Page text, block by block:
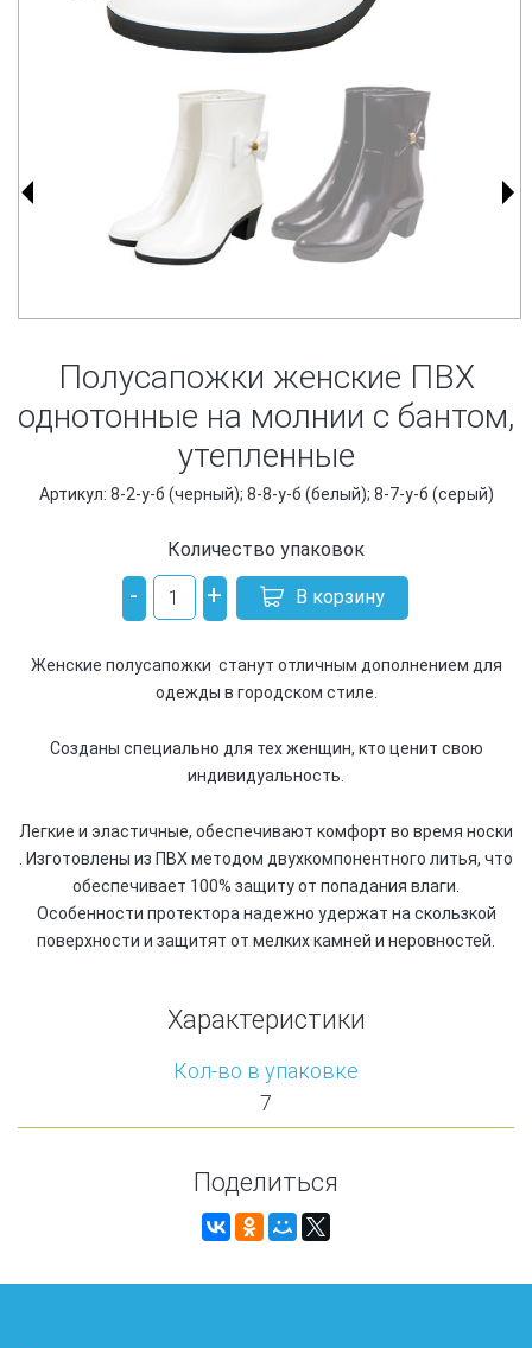
Полусапожки женские ПВХ
однотонные на молнии с бантом,
утепленные
Артикул: 8-2-у-б (черный); 8-8-у-б (белый); 8-7-у-б (серый)
Количество упаковок
- + В корзину
Женские полусапожки станут отличным дополнением для
одежды в городском стиле.
Созданы специально для тех женщин, кто ценит свою
индивидуальность.
Легкие и эластичные, обеспечивают комфорт во время носки
. Изготовлены из ПВХ методом двухкомпонентного литья, что
обеспечивает 100% защиту от попадания влаги.
Особенности протектора надежно удержат на скользкой
поверхности и защитят от мелких камней и неровностей.
Характеристики
Кол-во в упаковке
7
Поделиться